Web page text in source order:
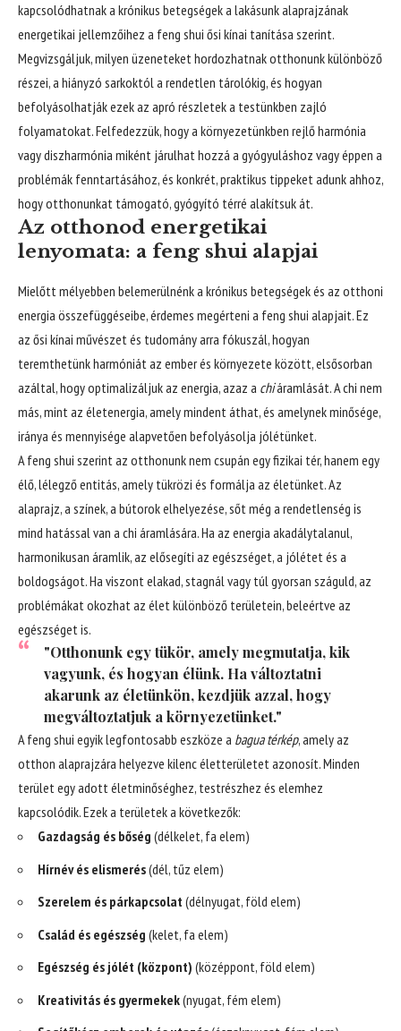
kapcsolódhatnak a krónikus betegségek a lakásunk alaprajzának
energetikai jellemzőihez a feng shui ősi kínai tanítása szerint.
Megvizsgáljuk, milyen üzeneteket hordozhatnak otthonunk különböző
részei, a hiányzó sarkoktól a rendetlen tárolókig, és hogyan
befolyásolhatják ezek az apró részletek a testünkben zajló
folyamatokat. Felfedezzük, hogy a környezetünkben rejlő harmónia
vagy diszharmónia miként járulhat hozzá a gyógyuláshoz vagy éppen a
problémák fenntartásához, és konkrét, praktikus tippeket adunk ahhoz,
hogy otthonunkat támogató, gyógyító térré alakítsuk át.
Az otthonod energetikai
lenyomata: a feng shui alapjai
Mielőtt mélyebben belemerülnénk a krónikus betegségek és az otthoni
energia összefüggéseibe, érdemes megérteni a feng shui alapjait. Ez
az ősi kínai művészet és tudomány arra fókuszál, hogyan
teremthetünk harmóniát az ember és környezete között, elsősorban
azáltal, hogy optimalizáljuk az energia, azaz a chiáramlását. A chi nem
más, mint az életenergia, amely mindent áthat, és amelynek minősége,
iránya és mennyisége alapvetően befolyásolja jólétünket.
A feng shui szerint az otthonunk nem csupán egy fizikai tér, hanem egy
élő, lélegző entitás, amely tükrözi és formálja az életünket. Az
alaprajz, a színek, a bútorok elhelyezése, sőt még a rendetlenség is
mind hatással van a chi áramlására. Ha az energia akadálytalanul,
harmonikusan áramlik, az elősegíti az egészséget, a jólétet és a
boldogságot. Ha viszont elakad, stagnál vagy túl gyorsan száguld, az
problémákat okozhat az élet különböző területein, beleértve az
egészséget is.
"Otthonunk egy tükör, amely megmutatja, kik
vagyunk, és hogyan élünk. Ha változtatni
akarunk az életünkön, kezdjük azzal, hogy
megváltoztatjuk a környezetünket."
A feng shui egyik legfontosabb eszköze a bagua térkép, amely az
otthon alaprajzára helyezve kilenc életterületet azonosít. Minden
terület egy adott életminőséghez, testrészhez és elemhez
kapcsolódik. Ezek a területek a következők:
Gazdagság és bőség (délkelet, fa elem)
Hírnév és elismerés(dél, tűz elem)
Szerelem és párkapcsolat (délnyugat, föld elem)
Család és egészség (kelet, fa elem)
Egészség és jólét (központ) (középpont, föld elem)
Kreativitás és gyermekek(nyugat, fém elem)